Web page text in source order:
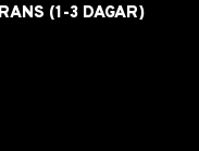
(1-3 DAGAR)